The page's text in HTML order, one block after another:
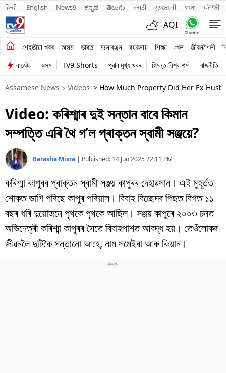
हिन्दी English News9 ಕನ್ನಡ తెలుగు मराठी ગુજરાતી বাংলা ਪੰਜਾਬੀ
AQI
শেহতীয়া খবৰ অসম ভাৰত মনোৰঞ্জন ব্যৱসায় শিক্ষা খেল জীৱনশৈলী
শেহতীয়া খবৰ
অসম
ভাৰত
মনোৰঞ্জন
ব্যৱসায়
শিক্ষা
খেল
জীৱনশৈলী
বিশ্ব
বাজেট অসম TV9 Shorts পুৱাৰ মুখ্য খবৰ হিমন্ত বিশ্ব শৰ্মা ৰাজনীতি
Assamese News Videos > How Much Property Did Her Ex-
Video: কৰিশ্মাৰ দুই সন্তান বাবে কিমান
সম্পত্তি এৰি থৈ গ’ল প্ৰাক্তন স্বামী সঞ্জয়ে?
Barasha Misra | Published: 14 Jun 2025 22:11 PM
কৰিশ্মা কাপুৰৰ প্ৰাক্তন স্বামী সঞ্জয় কাপুৰৰ দেহাৱসান। এই মুহূৰ্তত
শোকত ভাগি পৰিছে কাপুৰ পৰিয়াল। বিবাহ বিচ্ছেদৰ পিছত বিগত ১১
বছৰ ধৰি দুয়োজনে পৃথকে পৃথকে আছিল। সঞ্জয় কাপুৰে ২০০৩ চনত
অভিনেত্ৰী কৰিশ্মা কাপুৰৰ সৈতে বিবাহপাশত আবদ্ধ হয়। তেওঁলোকৰ
জীৱনলৈ দুটিকৈ সন্তানো আহে, নাম সমেইৰা আৰু কিয়ান।